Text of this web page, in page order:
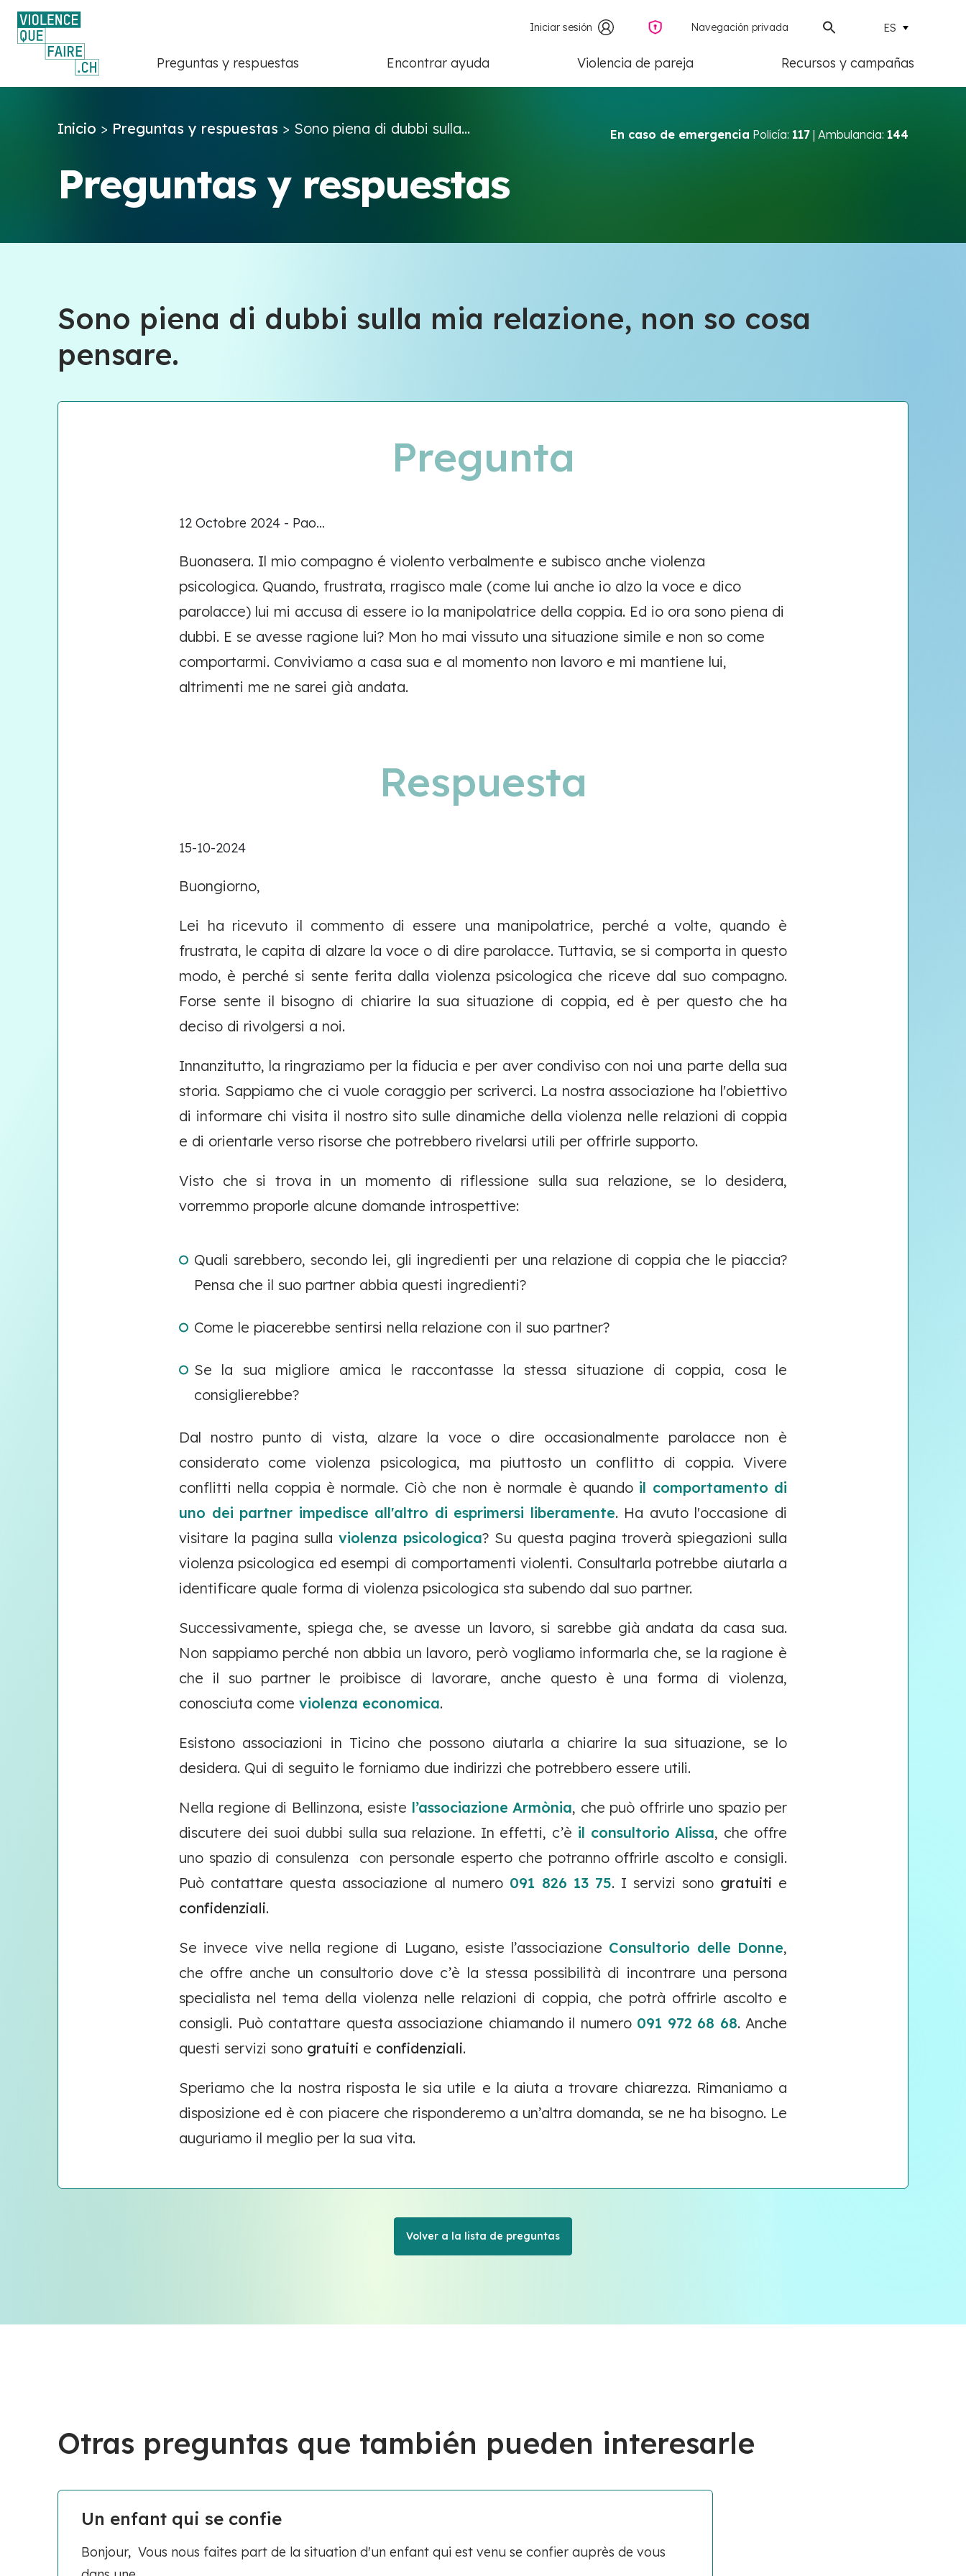
Iniciar sesión Navegación privada ES
Preguntas y respuestas Encontrar ayuda Violencia de pareja Recursos y campañas
Inicio > Preguntas y respuestas > Sono piena di dubbi sulla... En caso de emergencia Policía: 117 | Ambulancia: 144
Preguntas y respuestas
Sono piena di dubbi sulla mia relazione, non so cosa
pensare.
Pregunta
12 Octobre 2024 - Pao...
Buonasera. Il mio compagno é violento verbalmente e subisco anche violenza
psicologica. Quando, frustrata, rragisco male (come lui anche io alzo la voce e dico
parolacce) lui mi accusa di essere io la manipolatrice della coppia. Ed io ora sono piena di
dubbi. E se avesse ragione lui? Mon ho mai vissuto una situazione simile e non so come
comportarmi. Conviviamo a casa sua e al momento non lavoro e mi mantiene lui,
altrimenti me ne sarei già andata.
Respuesta
15-10-2024
Buongiorno,
Lei ha ricevuto il commento di essere una manipolatrice, perché a volte, quando è
frustrata, le capita di alzare la voce o di dire parolacce. Tuttavia, se si comporta in questo
modo, è perché si sente ferita dalla violenza psicologica che riceve dal suo compagno.
Forse sente il bisogno di chiarire la sua situazione di coppia, ed è per questo che ha
deciso di rivolgersi a noi.
Innanzitutto, la ringraziamo per la fiducia e per aver condiviso con noi una parte della sua
storia. Sappiamo che ci vuole coraggio per scriverci. La nostra associazione ha l'obiettivo
di informare chi visita il nostro sito sulle dinamiche della violenza nelle relazioni di coppia
e di orientarle verso risorse che potrebbero rivelarsi utili per offrirle supporto.
Visto che si trova in un momento di riflessione sulla sua relazione, se lo desidera,
vorremmo proporle alcune domande introspettive:
Quali sarebbero, secondo lei, gli ingredienti per una relazione di coppia che le piaccia?
Pensa che il suo partner abbia questi ingredienti?
Come le piacerebbe sentirsi nella relazione con il suo partner?
Se la sua migliore amica le raccontasse la stessa situazione di coppia, cosa le
consiglierebbe?
Dal nostro punto di vista, alzare la voce o dire occasionalmente parolacce non è
considerato come violenza psicologica, ma piuttosto un conflitto di coppia. Vivere
conflitti nella coppia è normale. Ciò che non è normale è quando il comportamento di
uno dei partner impedisce all'altro di esprimersi liberamente. Ha avuto l'occasione di
visitare la pagina sulla violenza psicologica? Su questa pagina troverà spiegazioni sulla
violenza psicologica ed esempi di comportamenti violenti. Consultarla potrebbe aiutarla a
identificare quale forma di violenza psicologica sta subendo dal suo partner.
Successivamente, spiega che, se avesse un lavoro, si sarebbe già andata da casa sua.
Non sappiamo perché non abbia un lavoro, però vogliamo informarla che, se la ragione è
che il suo partner le proibisce di lavorare, anche questo è una forma di violenza,
conosciuta come violenza economica.
Esistono associazioni in Ticino che possono aiutarla a chiarire la sua situazione, se lo
desidera. Qui di seguito le forniamo due indirizzi che potrebbero essere utili.
Nella regione di Bellinzona, esiste l’associazione Armònia, che può offrirle uno spazio per
discutere dei suoi dubbi sulla sua relazione. In effetti, c’è il consultorio Alissa, che offre
uno spazio di consulenza con personale esperto che potranno offrirle ascolto e consigli.
Può contattare questa associazione al numero 091 826 13 75. I servizi sono gratuiti e
confidenziali.
Se invece vive nella regione di Lugano, esiste l’associazione Consultorio delle Donne,
che offre anche un consultorio dove c’è la stessa possibilità di incontrare una persona
specialista nel tema della violenza nelle relazioni di coppia, che potrà offrirle ascolto e
consigli. Può contattare questa associazione chiamando il numero 091 972 68 68. Anche
questi servizi sono gratuiti e confidenziali.
Speriamo che la nostra risposta le sia utile e la aiuta a trovare chiarezza. Rimaniamo a
disposizione ed è con piacere che risponderemo a un’altra domanda, se ne ha bisogno. Le
auguriamo il meglio per la sua vita.
Volver a la lista de preguntas
Otras preguntas que también pueden interesarle
Un enfant qui se confie
Bonjour, Vous nous faites part de la situation d'un enfant qui est venu se confier auprès de vous